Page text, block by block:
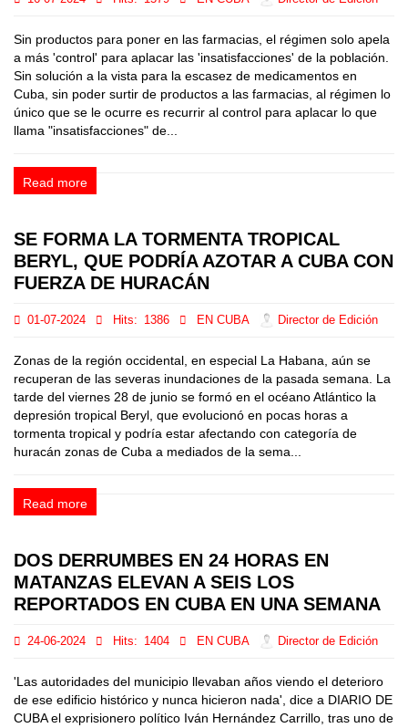
Sin productos para poner en las farmacias, el régimen solo apela
a más 'control' para aplacar las 'insatisfacciones' de la población.
Sin solución a la vista para la escasez de medicamentos en
Cuba, sin poder surtir de productos a las farmacias, al régimen lo
único que se le ocurre es recurrir al control para aplacar lo que
llama "insatisfacciones" de...
Read more
SE FORMA LA TORMENTA TROPICAL
BERYL, QUE PODRÍA AZOTAR A CUBA CON
FUERZA DE HURACÁN
01-07-2024 Hits: 1386 EN CUBA Director de Edición
Zonas de la región occidental, en especial La Habana, aún se
recuperan de las severas inundaciones de la pasada semana. La
tarde del viernes 28 de junio se formó en el océano Atlántico la
depresión tropical Beryl, que evolucionó en pocas horas a
tormenta tropical y podría estar afectando con categoría de
huracán zonas de Cuba a mediados de la sema...
Read more
DOS DERRUMBES EN 24 HORAS EN
MATANZAS ELEVAN A SEIS LOS
REPORTADOS EN CUBA EN UNA SEMANA
24-06-2024 Hits: 1404 EN CUBA Director de Edición
'Las autoridades del municipio llevaban años viendo el deterioro
de ese edificio histórico y nunca hicieron nada', dice a DIARIO DE
CUBA el exprisionero político Iván Hernández Carrillo, tras uno de